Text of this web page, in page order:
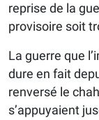
reprise de la
provisoire soit
La guerre que
dure en fait
renversé le
s’appuyaient